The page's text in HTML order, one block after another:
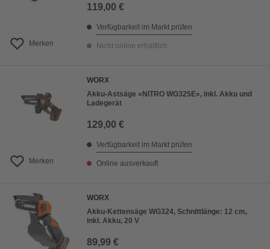
Merken
119,00 €
Verfügbarkeit im Markt prüfen
Nicht online erhältlich
Merken
WORX
Akku-Astsäge »NITRO WG325E«, inkl. Akku und
Ladegerät
129,00 €
Verfügbarkeit im Markt prüfen
Online ausverkauft
WORX
Akku-Kettensäge WG324, Schnittlänge: 12 cm,
inkl. Akku, 20 V
89,99 €